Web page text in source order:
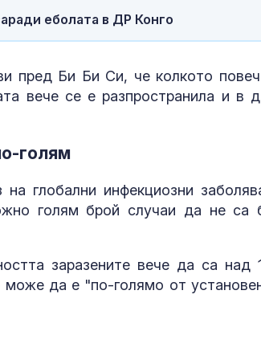
еболата в ДР Конго
пред Би Би Си, че колкото
вече се е разпространила и в
голям
глобални инфекциозни
голям брой случаи да не са
заразените вече да са над
да е "по-голямо от
горещините
Трамваи 12,
няма да се